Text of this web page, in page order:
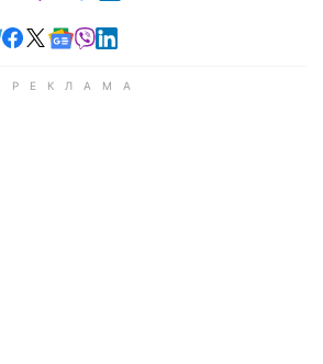
Читайте в Telegram
Читайте в Facebook
Читайте в X
Читайте в Google news
Читайте в Viber
Читайте в LinkedIn